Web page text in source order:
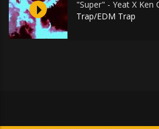
"Super" - Yeat X Ken
Trap/EDM Trap